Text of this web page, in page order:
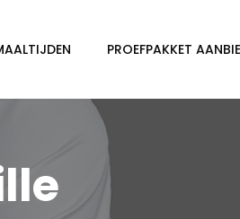
PROEFPAKKET